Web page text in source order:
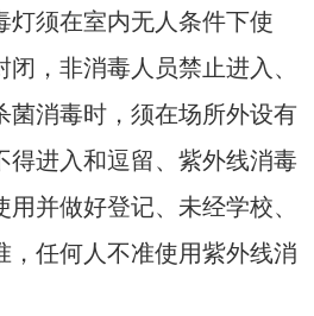
灯须在室内无人条件下使
，非消毒人员禁止进入、
菌消毒时，须在场所外设有
得进入和逗留、紫外线消毒
并做好登记、未经学校、
，任何人不准使用紫外线消